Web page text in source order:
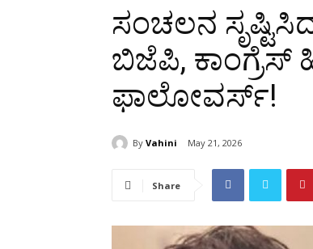
ಸಂಚಲನ
ಬಿಜೆಪಿ, ಕಾಂಗ್ರೆಸ್
ಫಾಲೋವರ್ಸ್!
By Vahini May 21, 2026
Share